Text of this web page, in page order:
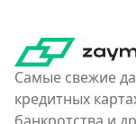
Самые свежие
кредитных